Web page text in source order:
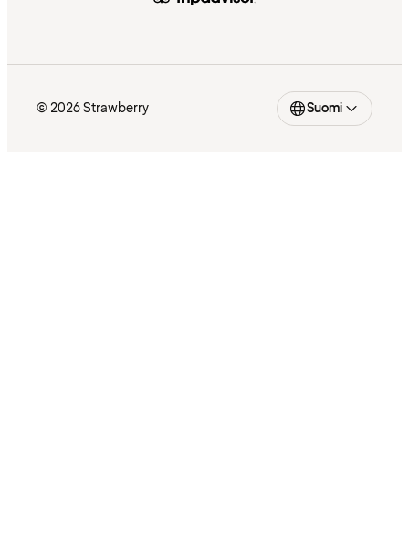
© 2026 Strawberry Suomi